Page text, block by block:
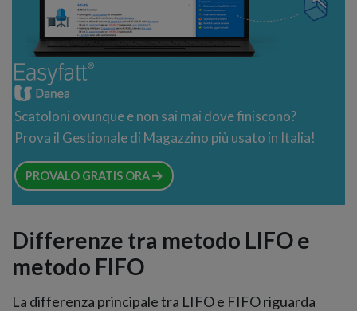
Scatoloni ovunque e non sai mai dove finiscono?
Prova il Gestionale di Magazzino più usato in Italia!
PROVALO GRATIS ORA
Differenze tra metodo LIFO e
metodo FIFO
La differenza principale tra LIFO e FIFO riguarda